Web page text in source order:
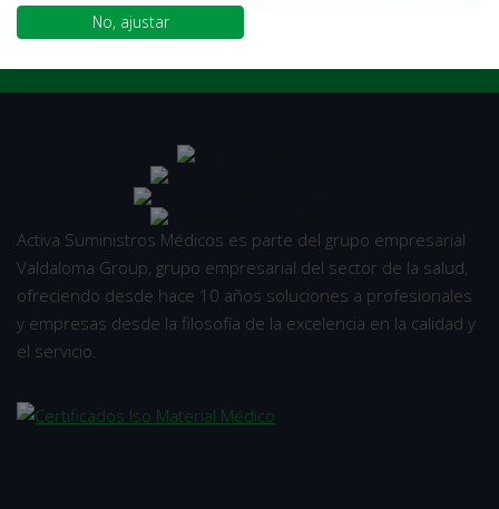
Activa Suministros Médicos es parte del grupo empresarial
Valdaloma Group, grupo empresarial del sector de la salud,
ofreciendo desde hace 10 años soluciones a profesionales
y empresas desde la filosofía de la excelencia en la calidad y
el servicio.
No, ajustar